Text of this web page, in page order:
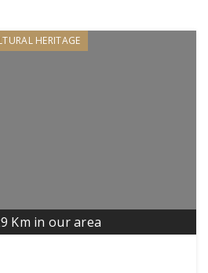
HERITAGE
Km in our area